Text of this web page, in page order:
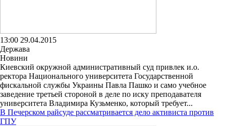
13:00 29.04.2015
Держава
Новини
Киевский окружной административный суд привлек и.о.
ректора Национального университета Государственной
фискальной службы Украины Павла Пашко и само учебное
заведение третьей стороной в деле по иску преподавателя
университета Владимира Кузьменко, который требует...
В Печерском райсуде рассматривается дело активиста против
ГПУ